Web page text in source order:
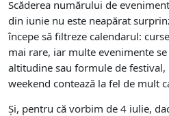
Scăderea numărului de
din iunie nu este neapărat
începe să filtreze calendarul:
mai rare, iar multe evenimente
altitudine sau formule de festival,
weekend contează la fel de mult
Și, pentru că vorbim de 4 iulie,